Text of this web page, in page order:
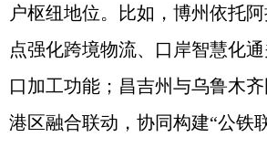
户枢纽地位。比如，博州依托
点强化跨境物流、口岸智慧化
口加工功能；昌吉州与乌鲁木
港区融合联动，协同构建“公铁